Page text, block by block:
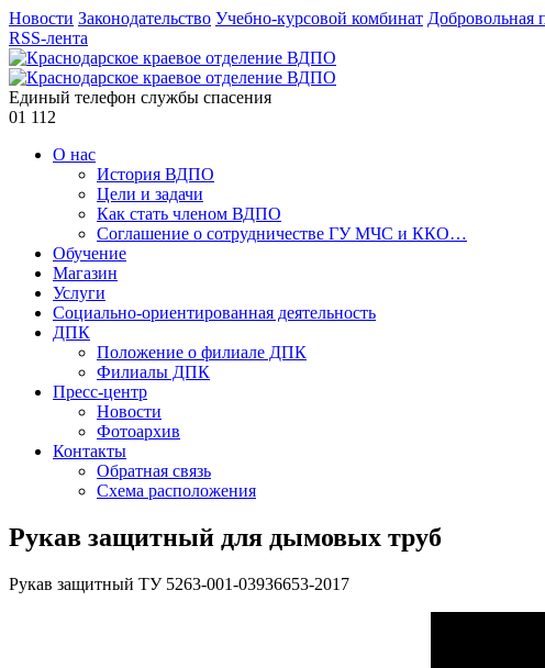
Новости Законодательство Учебно-курсовой комбинат Добровольная
RSS-лента
Единый телефон службы спасения
01 112
О нас
История ВДПО
Цели и задачи
Как стать членом ВДПО
Соглашение о сотрудничестве ГУ МЧС и ККО…
Обучение
Магазин
Услуги
Социально-ориентированная деятельность
ДПК
Положение о филиале ДПК
Филиалы ДПК
Пресс-центр
Новости
Фотоархив
Контакты
Обратная связь
Схема расположения
Рукав защитный для дымовых труб
Рукав защитный ТУ 5263-001-03936653-2017